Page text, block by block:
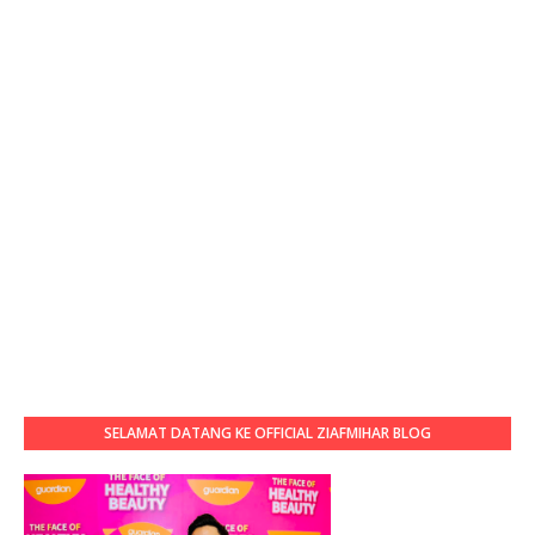
SELAMAT DATANG KE OFFICIAL ZIAFMIHAR BLOG